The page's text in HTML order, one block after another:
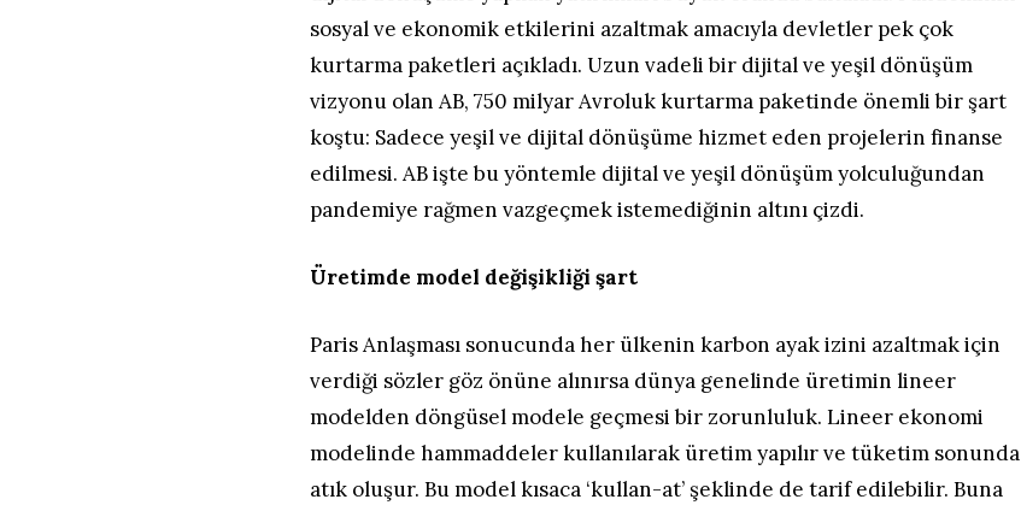
sosyal ve ekonomik etkilerini azaltmak amacıyla devletler pek çok
kurtarma paketleri açıkladı. Uzun vadeli bir dijital ve yeşil dönüşüm
vizyonu olan AB, 750 milyar Avroluk kurtarma paketinde önemli bir şart
koştu: Sadece yeşil ve dijital dönüşüme hizmet eden projelerin finanse
edilmesi. AB işte bu yöntemle dijital ve yeşil dönüşüm yolculuğundan
pandemiye rağmen vazgeçmek istemediğinin altını çizdi.
Üretimde model değişikliği şart
Paris Anlaşması sonucunda her ülkenin karbon ayak izini azaltmak için
verdiği sözler göz önüne alınırsa dünya genelinde üretimin lineer
modelden döngüsel modele geçmesi bir zorunluluk. Lineer ekonomi
modelinde hammaddeler kullanılarak üretim yapılır ve tüketim sonunda
atık oluşur. Bu model kısaca ‘kullan-at’ şeklinde de tarif edilebilir. Buna